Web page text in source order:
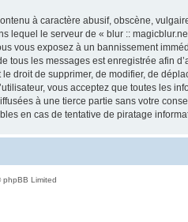
à caractère abusif, obscène,
lequel le serveur de « blur ::
vous exposez à un bannissement
tous les messages est enregistrée afin
droit de supprimer, de modifier, de
vous acceptez que toutes les
à une tierce partie sans votre
en cas de tentative de piratage
Limited